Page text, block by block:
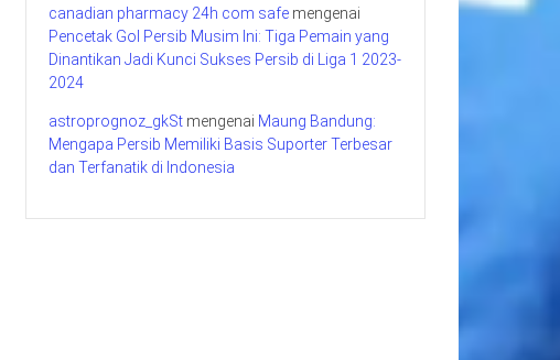
canadian pharmacy 24h com safe mengenai
Pencetak Gol Persib Musim Ini: Tiga Pemain yang
Dinantikan Jadi Kunci Sukses Persib di Liga 1 2023-
2024
astroprognoz_gkSt mengenai Maung Bandung:
Mengapa Persib Memiliki Basis Suporter Terbesar
dan Terfanatik di Indonesia